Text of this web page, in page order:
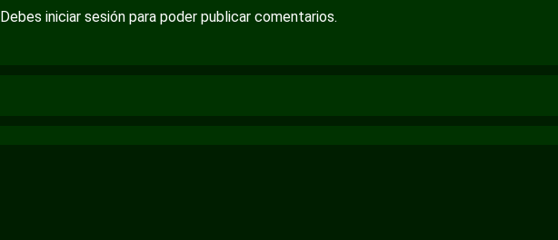
Debes iniciar sesión para poder publicar comentarios.